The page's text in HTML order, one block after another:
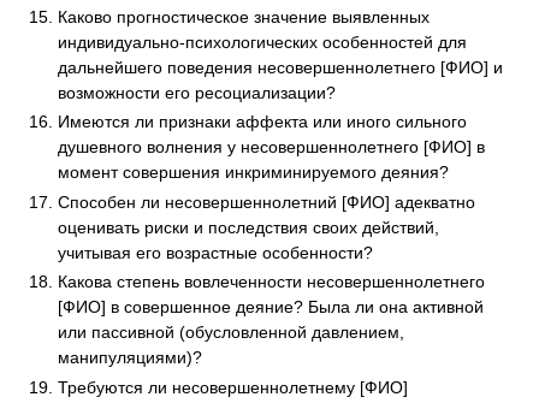
Каково прогностическое значение выявленных
индивидуально-психологических особенностей для
дальнейшего поведения несовершеннолетнего [ФИО] и
возможности его ресоциализации?
Имеются ли признаки аффекта или иного сильного
душевного волнения у несовершеннолетнего [ФИО] в
момент совершения инкриминируемого деяния?
Способен ли несовершеннолетний [ФИО] адекватно
оценивать риски и последствия своих действий,
учитывая его возрастные особенности?
Какова степень вовлеченности несовершеннолетнего
[ФИО] в совершенное деяние? Была ли она активной
или пассивной (обусловленной давлением,
манипуляциями)?
Требуются ли несовершеннолетнему [ФИО]